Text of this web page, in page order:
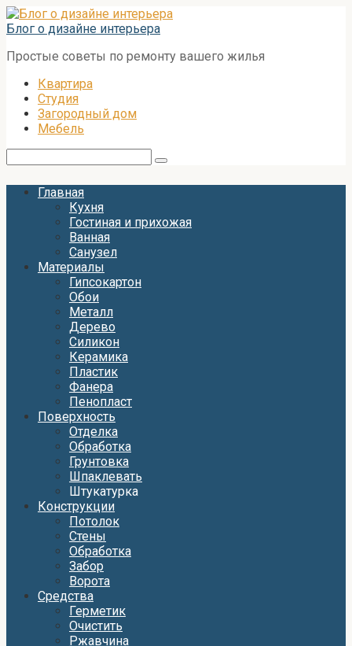
Перейти
к
Блог о дизайне интерьера
Простые советы по ремонту вашего жилья
Квартира
Студия
Загородный дом
Мебель
Главная
Кухня
Гостиная и прихожая
Ванная
Санузел
Материалы
Гипсокартон
Обои
Металл
Дерево
Силикон
Керамика
Пластик
Фанера
Пенопласт
Поверхность
Отделка
Обработка
Грунтовка
Шпаклевать
Штукатурка
Конструкции
Потолок
Стены
Обработка
Забор
Ворота
Средства
Герметик
Очистить
Ржавчина